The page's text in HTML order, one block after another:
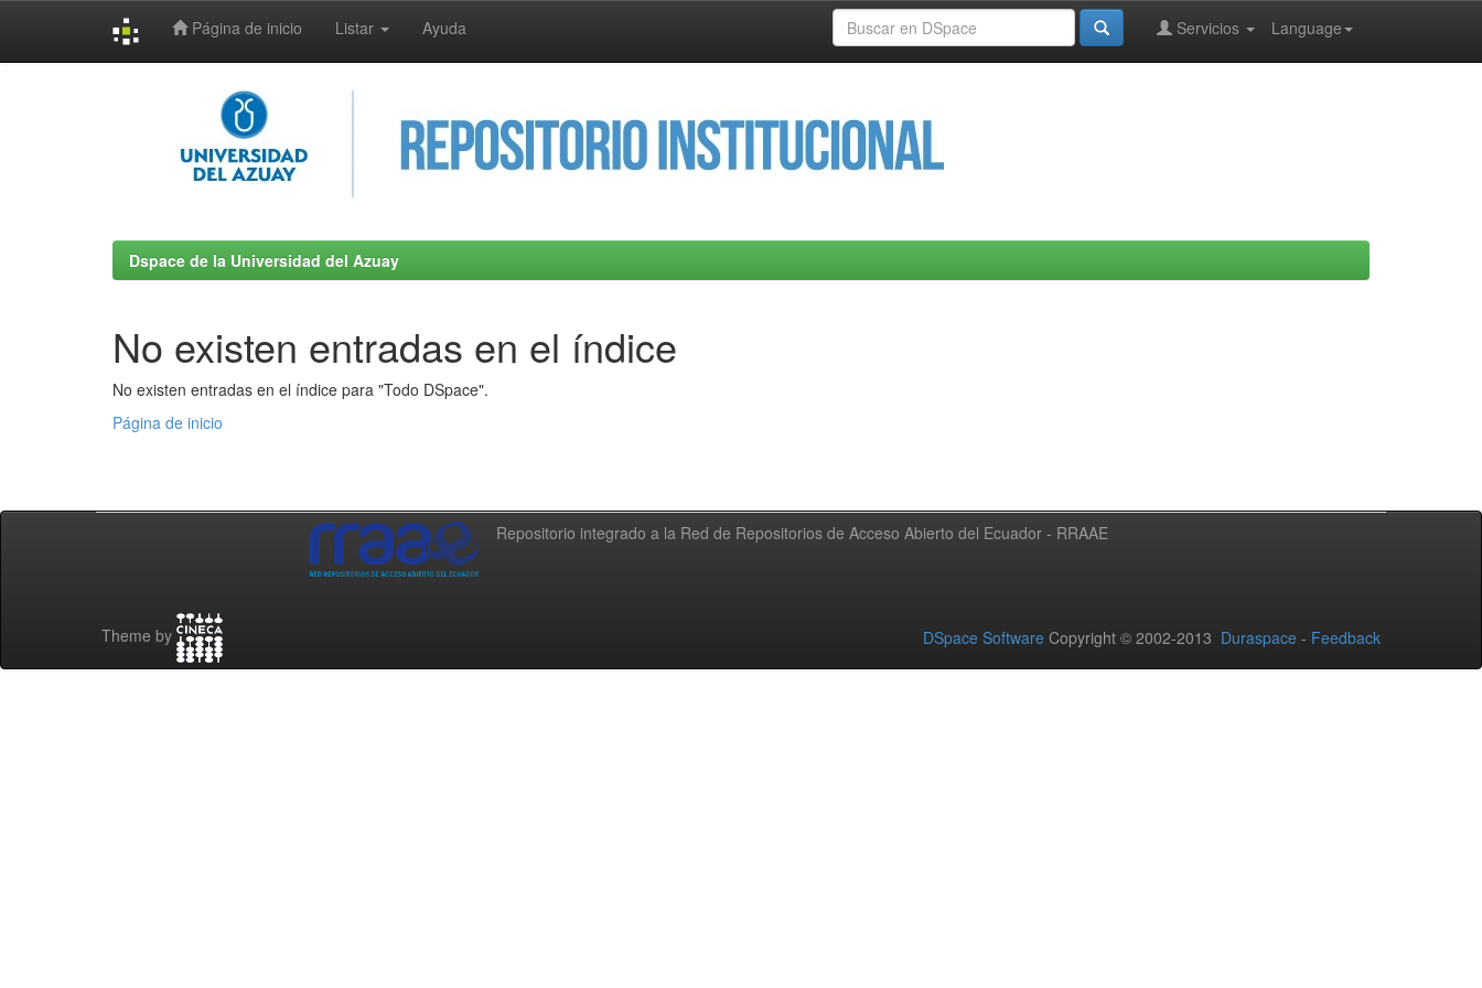
Página de inicio Listar Ayuda Language
Servicios
Dspace de la Universidad del Azuay
No existen entradas en el índice
No existen entradas en el índice para "Todo DSpace".
Página de inicio
Repositorio integrado a la Red de Repositorios de Acceso Abierto del Ecuador - RRAAE
Theme by DSpace Software Copyright © 2002-2013 Duraspace - Feedback